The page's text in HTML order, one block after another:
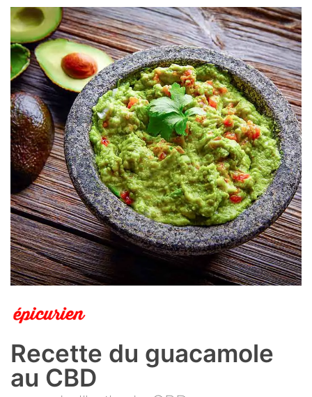
Recette du guacamole
au CBD